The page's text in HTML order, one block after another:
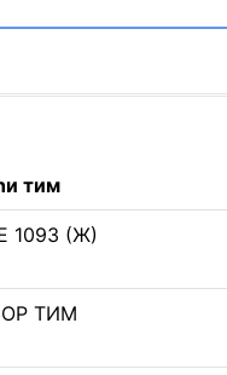
тим
1093 (Ж)
ТИМ